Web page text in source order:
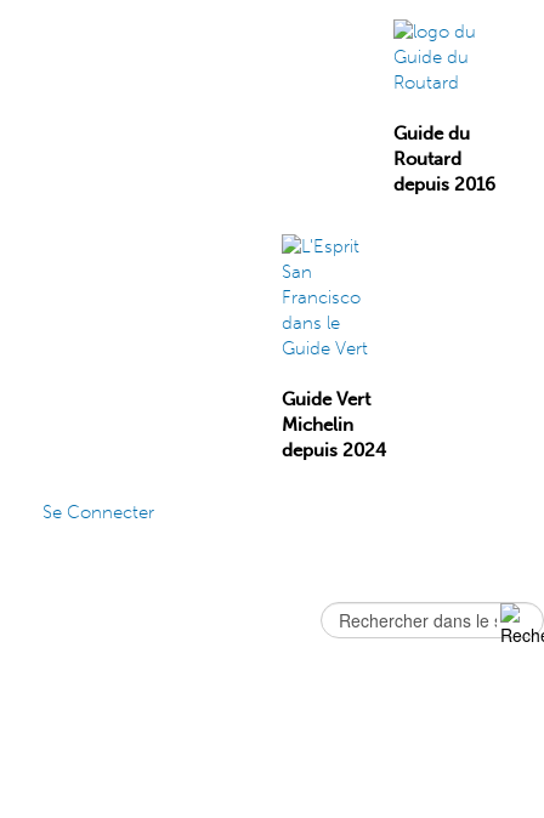
Rechercher
Guide du
Routard
depuis 2016
Guide Vert
Michelin
depuis 2024
Se Connecter